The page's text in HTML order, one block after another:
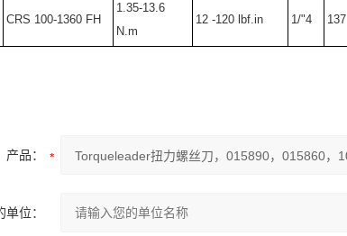
CRS 100-1360 FH
1.35-13.6
N.m
12 -120 lbf.in 1/"4 137
产品：
单位：